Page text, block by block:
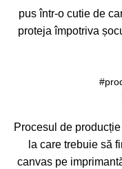
pus într-o cutie de
proteja împotriva
Procesul de
la care trebuie să
canvas pe